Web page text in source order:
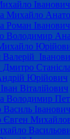
Іванович
Михайло
Роман Іванович
Володимир
Дмитро
Юрійович
Віталійович
Володимир
Василь Іванович
Євген